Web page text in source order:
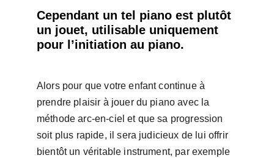
Cependant un tel piano est plutôt
un jouet, utilisable uniquement
pour l’initiation au piano.
Alors pour que votre enfant continue à
prendre plaisir à jouer du piano avec la
méthode arc-en-ciel et que sa progression
soit plus rapide, il sera judicieux de lui offrir
bientôt un véritable instrument, par exemple